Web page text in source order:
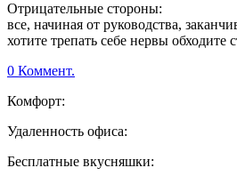
Отрицательные стороны:
все, начиная от руководства,
хотите трепать себе нервы
0 Коммент.
Комфорт:
Удаленность офиса:
Бесплатные вкусняшки: